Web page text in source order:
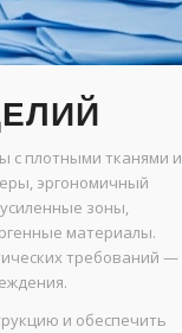
с плотными тканями и
эргономичный
зоны,
материалы.
требований —
и обеспечить